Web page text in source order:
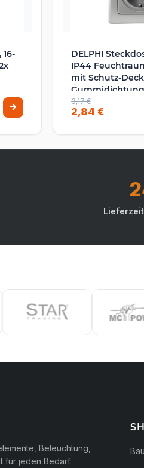
DELPHI
IP44
mit Schutz-
Bad Terrasse
Silber
3,17 €
2,84 €
Beleuchtung,
für jeden Bedarf.